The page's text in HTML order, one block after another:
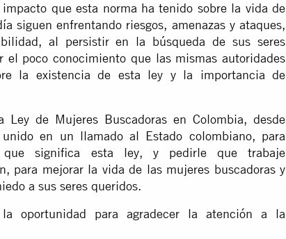
que esta norma ha tenido sobre la vida de
siguen enfrentando riesgos, amenazas y ataques,
al persistir en la búsqueda de sus seres
el poco conocimiento que las mismas autoridades
la existencia de esta ley y la importancia de
de Mujeres Buscadoras en Colombia, desde
en un llamado al Estado colombiano, para
que significa esta ley, y pedirle que trabaje
para mejorar la vida de las mujeres buscadoras y
a sus seres queridos.
la oportunidad para agradecer la atención a la